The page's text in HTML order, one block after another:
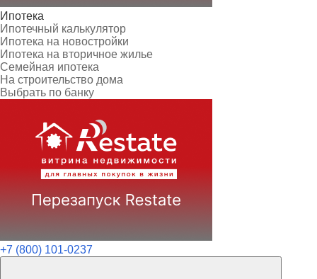
Ипотека
Ипотечный калькулятор
Ипотека на новостройки
Ипотека на вторичное жилье
Семейная ипотека
На строительство дома
Выбрать по банку
+7 (800) 101-0237